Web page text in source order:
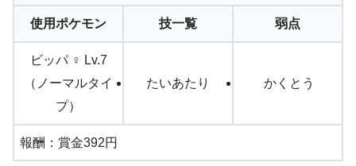
使用ポケモン 技一覧 弱点
ビッパ ♀ Lv.7
（ノーマルタイ
プ）
たいあたり かくとう
報酬：賞金392円